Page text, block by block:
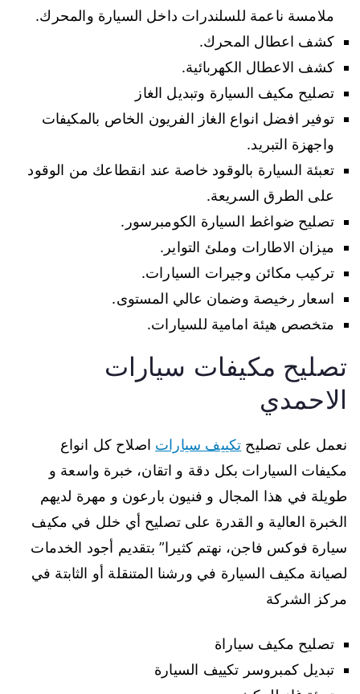
ملامسة ناعمة للسلندرات داخل السيارة والمحرك.
كشف اعطال المحرك.
كشف الاعطال الكهربائية.
تصليح مكيف السيارة وتبديل الغاز
توفير افضل انواع الغاز الفريون الخاص بالمكيفات
واجهزة التبريد.
تعبئة السيارة بالوقود خاصة عند انقطاعك من الوقود
على الطرق السريعة.
تصليح ضواغط السيارة الكومبرسور.
ميزان الاطارات وملئ التواير.
تركيب مكائن وجيرات السيارات.
اسعار رخيصة وضمان عالي المستوى.
متخصص هيئة امامية للسيارات.
تصليح مكيفات سيارات
الاحمدي
نعمل على تصليح تكييف سيارات اصلاح كل انواع
مكيفات السيارات بكل دقة و اتقان، خبرة واسعة و
طويلة في هذا المجال و فنيون بارعون و مهرة لديهم
الخبرة العالية و القدرة على تصليح أي خلل في مكيف
سيارة فوكس فاجن، نهتم كثيرا” بتقديم أجود الخدمات
لصيانة مكيف السيارة في ورشنا المتنقلة أو الثابتة في
مركز الشركة
تصليح مكيف سياراة
تبديل كمبروسر تكييف السيارة